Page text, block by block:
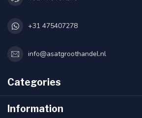
+31 475407278
info@asatgroothandel.nl
Categories
Information